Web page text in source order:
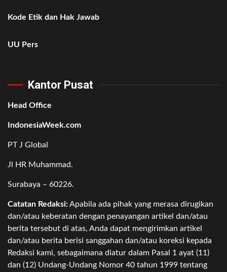
Kode Etik dan Hak Jawab
UU Pers
Kantor Pusat
Head Office
IndonesiaWeek.com
PT J Global
Jl HR Muhammad.
Surabaya – 60226.
Catatan Redaksi:Apabila ada pihak yang merasa dirugikan
dan/atau keberatan dengan penayangan artikel dan/atau
berita tersebut di atas, Anda dapat mengirimkan artikel
dan/atau berita berisi sanggahan dan/atau koreksi kepada
Redaksi kami, sebagaimana diatur dalam Pasal 1 ayat (11)
dan (12) Undang-Undang Nomor 40 tahun 1999 tentang